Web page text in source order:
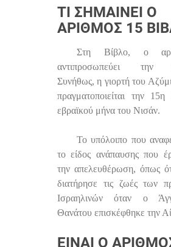
ΤΙ ΣΗΜΑΊΝΕΙ Ο
ΑΡΙΘΜΌΣ 15
Στη Βίβλο, ο
αντιπροσωπεύει την
Συνήθως, η γιορτή του
πραγματοποιείται την
εβραϊκού μήνα του Νισάν.
Το υπόλοιπο που
το είδος ανάπαυσης που
την απελευθέρωση, όπως
διατήρησε τις ζωές των
Ισραηλινών όταν ο
Θανάτου επισκέφθηκε την
ΕΊΝΑΙ Ο